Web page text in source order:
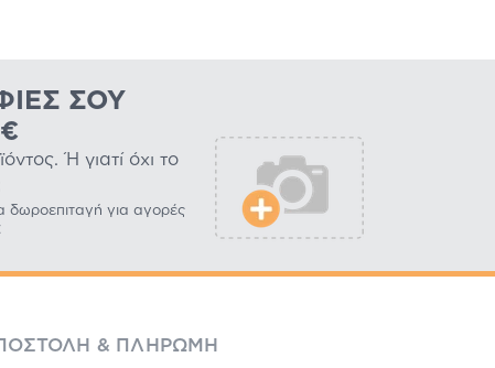
ΣΟΥ
Ή γιατί όχι το
δωροεπιταγή για αγορές
& ΠΛΗΡΩΜΉ